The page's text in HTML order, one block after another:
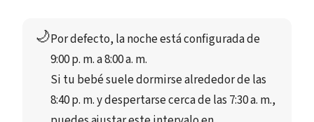
🌙
9:00 p. m. a 8:00 a. m.
8:40 p. m. y despertarse cerca de las 7:30 a. m.,